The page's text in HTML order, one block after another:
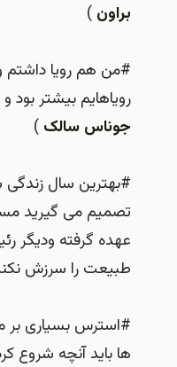
براون )
#من هم رویا داشتم
رویاهایم بیشتر بود
جوناس سالک )
#بهترین سال
تصمیم می گیرید
عهده گرفته ودیگر
طبیعت را سرزش
#استرس بسیاری بر
ها باید آنچه شروع